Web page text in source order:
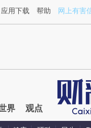
应用下载 帮助 网上有害
界 观点